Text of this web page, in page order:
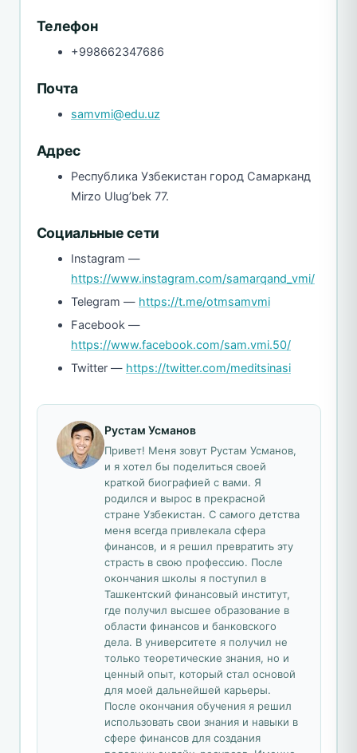
Телефон
+998662347686
Почта
samvmi@edu.uz
Адрес
Республика Узбекистан город Самарканд
Mirzo Ulug’bek 77.
Социальные сети
Instagram —
https://www.instagram.com/samarqand_vmi/
Telegram — https://t.me/otmsamvmi
Facebook —
https://www.facebook.com/sam.vmi.50/
Twitter — https://twitter.com/meditsinasi
Рустам Усманов
Привет! Меня зовут Рустам Усманов,
и я хотел бы поделиться своей
краткой биографией с вами. Я
родился и вырос в прекрасной
стране Узбекистан. С самого детства
меня всегда привлекала сфера
финансов, и я решил превратить эту
страсть в свою профессию. После
окончания школы я поступил в
Ташкентский финансовый институт,
где получил высшее образование в
области финансов и банковского
дела. В университете я получил не
только теоретические знания, но и
ценный опыт, который стал основой
для моей дальнейшей карьеры.
После окончания обучения я решил
использовать свои знания и навыки в
сфере финансов для создания